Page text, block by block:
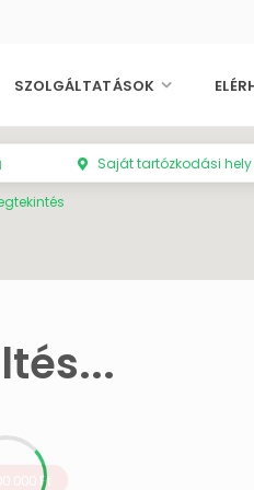
SZOLGÁLTATÁSOK
Ft
Saját tartózkodási hely